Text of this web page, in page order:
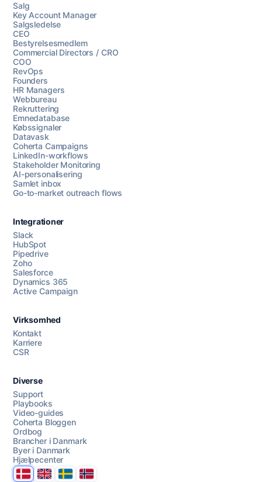
Chat med os
AI Campaign Assist
Salg
Key Account Manager
Salgsledelse
CEO
Bestyrelsesmedlem
Commercial Directors / CRO
COO
RevOps
Founders
HR Managers
Webbureau
Rekruttering
Emnedatabase
Købssignaler
Datavask
Coherta Campaigns
LinkedIn-workflows
Stakeholder Monitoring
AI-personalisering
Samlet inbox
Go-to-market outreach flows
Integrationer
Slack
HubSpot
Pipedrive
Zoho
Salesforce
Dynamics 365
Active Campaign
Virksomhed
Kontakt
Karriere
CSR
Diverse
Support
Playbooks
Video-guides
Coherta Bloggen
Ordbog
Brancher i Danmark
Byer i Danmark
Hjælpecenter
DanmarkUnited Kingdom
SverigeNorge